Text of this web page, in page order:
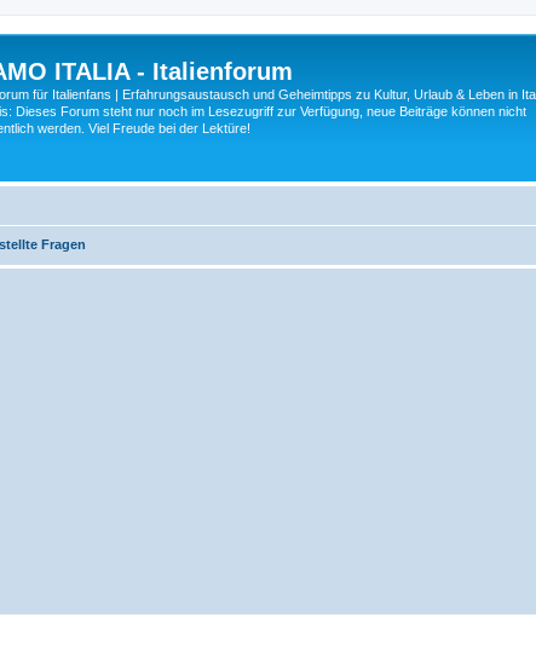
ITALIA - Italienforum
für Italienfans | Erfahrungsaustausch und Geheimtipps zu Kultur, Urlaub & Leben in
Dieses Forum steht nur noch im Lesezugriff zur Verfügung, neue Beiträge können nicht
werden. Viel Freude bei der Lektüre!
Fragen